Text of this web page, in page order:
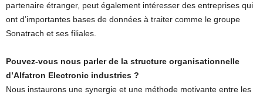
partenaire étranger, peut également intéresser des entreprises qui
ont d’importantes bases de données à traiter comme le groupe
Sonatrach et ses filiales.
Pouvez-vous nous parler de la structure organisationnelle
d’Alfatron Electronic industries ?
Nous instaurons une synergie et une méthode motivante entre les